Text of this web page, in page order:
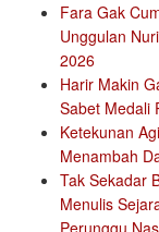
Fara Gak
Unggulan
2026
Harir Makin
Sabet Medali
Ketekunan
Menambah
Tak Sekadar
Menulis